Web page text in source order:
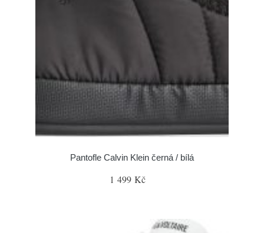
Pantofle Calvin Klein černá / bílá
1 499 Kč